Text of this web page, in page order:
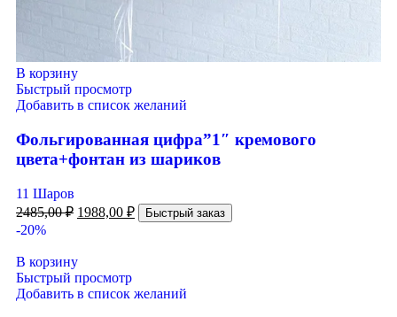
В корзину
Быстрый просмотр
Добавить в список желаний
Фольгированная цифра”1″ кремового
цвета+фонтан из шариков
11 Шаров
2485,00₽ 1988,00 ₽ Быстрый заказ
-20%
В корзину
Быстрый просмотр
Добавить в список желаний